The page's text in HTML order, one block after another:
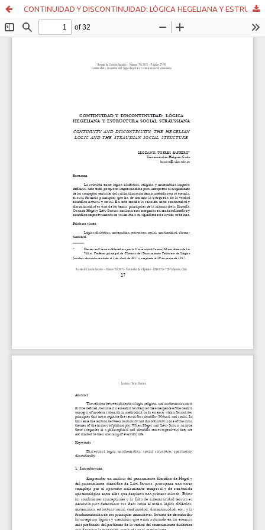
CONTINUIDAD Y DISCONTINUIDAD: LÓGICA HEGELIANA Y ESTRUCTURA SOCIAL STRAUSSIANA